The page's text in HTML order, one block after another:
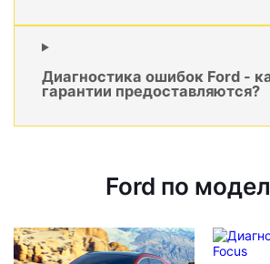
Диагностика ошибок Ford -
гарантии предоставляются?
Ford по